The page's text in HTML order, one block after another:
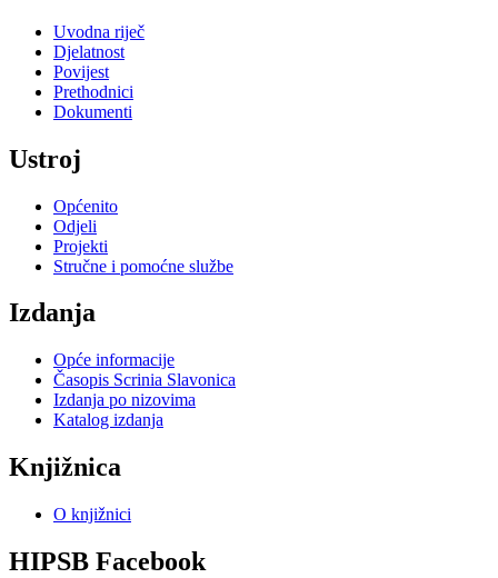
Uvodna riječ
Djelatnost
Povijest
Prethodnici
Dokumenti
Ustroj
Općenito
Odjeli
Projekti
Stručne i pomoćne službe
Izdanja
Opće informacije
Časopis Scrinia Slavonica
Izdanja po nizovima
Katalog izdanja
Knjižnica
O knjižnici
HIPSB Facebook